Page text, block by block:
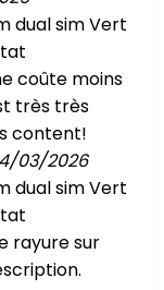
dual sim Vert
coûte moins
très très
content!
03/2026
dual sim Vert
rayure sur